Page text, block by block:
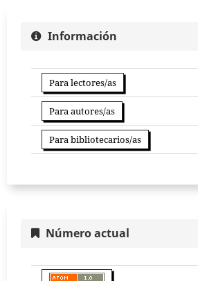
Información
Para lectores/as
Para autores/as
Para bibliotecarios/as
Número actual